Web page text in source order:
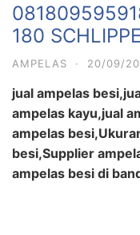
180
AMPELAS · 20/09/
jual ampelas
ampelas kayu,jual
ampelas
besi,Supplier
ampelas besi di